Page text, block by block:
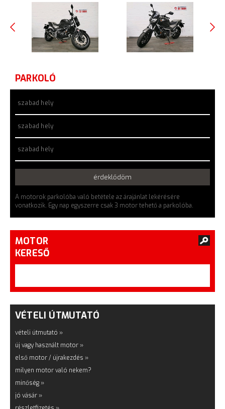
PARKOLÓ
szabad hely
szabad hely
szabad hely
érdeklődöm
A motorok parkolóba való betétele az árajánlat lekérésére
vonatkozik. Egy nap egyszerre csak 3 motor tehető a parkolóba.
MOTOR
KERESŐ
VÉTELI ÚTMUTATÓ
vételi útmutató »
új vagy használt motor »
első motor / újrakezdés »
milyen motor való nekem?
minőség »
jó vásár »